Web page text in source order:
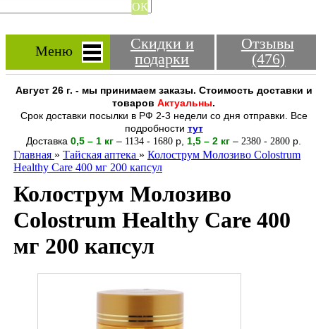
ОК
Меню
Скидки и
подарки
Отзывы
(476)
Август 26 г. - мы принимаем заказы. Стоимость доставки и
товаров Актуальны.
Срок доставки посылки в РФ 2-3 недели со дня отправки. Все
подробности тут
Доставка 0,5 – 1 кг – 1134 - 1680 р 1,5 – 2 кг – 2380 - 2800 р.
Главная » Тайская аптека » Колострум Молозиво Colostrum
Healthy Care 400 мг 200 капсул
Колострум Молозиво
Colostrum Healthy Care 400
мг 200 капсул